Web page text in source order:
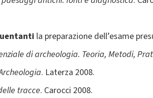
la preparazione dell’esame
di archeologia. Teoria, Metodi,
. Laterza 2008.
tracce. Carocci 2008.